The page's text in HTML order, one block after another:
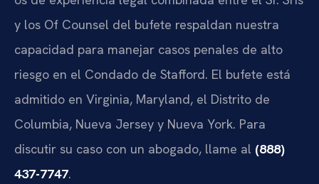
y los Of Counsel del bufete respaldan nuestra
capacidad para manejar casos penales de alto
riesgo en el Condado de Stafford. El bufete está
admitido en Virginia, Maryland, el Distrito de
Columbia, Nueva Jersey y Nueva York. Para
discutir su caso con un abogado, llame al (888)
437-7747.